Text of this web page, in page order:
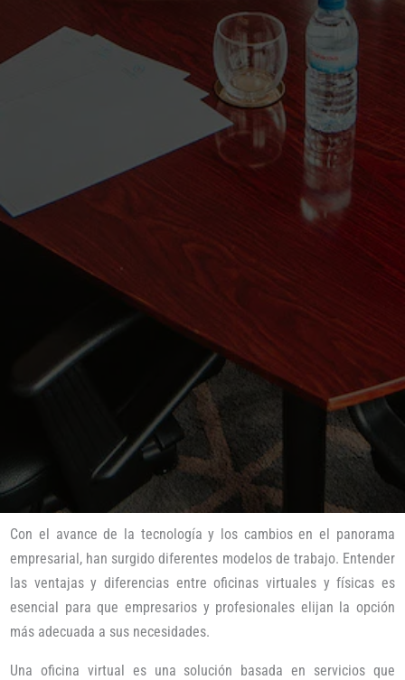
Con el avance de la tecnología y los cambios en el panorama
empresarial, han surgido diferentes modelos de trabajo. Entender
las ventajas y diferencias entre oficinas virtuales y físicas es
esencial para que empresarios y profesionales elijan la opción
más adecuada a sus necesidades.
Una oficina virtual es una solución basada en servicios que